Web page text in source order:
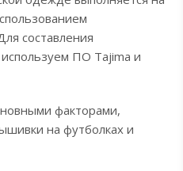
составления
ПО Tajima и
факторами,
на футболках и